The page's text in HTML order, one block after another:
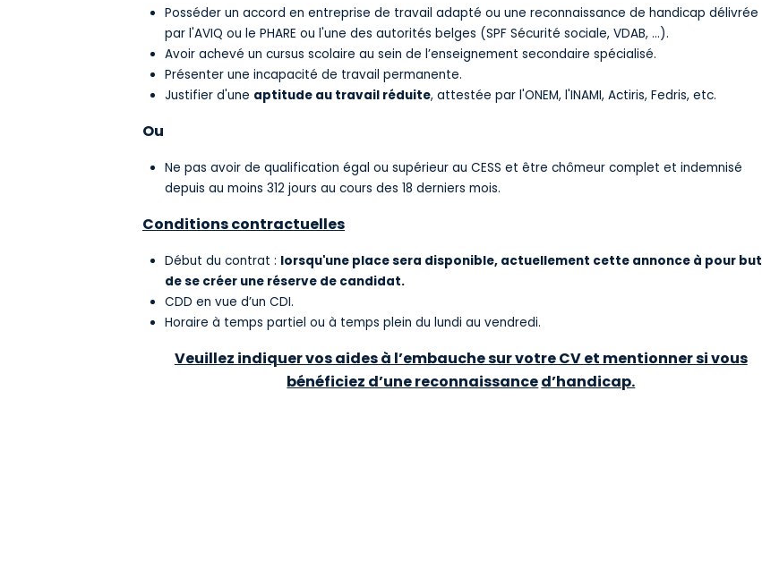
Posséder un accord en entreprise de travail adapté ou une reconnaissance de handicap délivrée
par l'AVIQ ou le PHARE ou l'une des autorités belges (SPF Sécurité sociale, VDAB, …).
Avoir achevé un cursus scolaire au sein de l’enseignement secondaire spécialisé.
Présenter une incapacité de travail permanente.
Justifier d'une aptitude au travail réduite, attestée par l'ONEM, l'INAMI, Actiris, Fedris, etc.
Ou
Ne pas avoir de qualification égal ou supérieur au CESS et être chômeur complet et indemnisé
depuis au moins 312 jours au cours des 18 derniers mois.
Conditions contractuelles
Début du contrat : lorsqu'une place sera disponible, actuellement cette annonce à pour but
de se créer une réserve de candidat.
CDD en vue d’un CDI.
Horaire à temps partiel ou à temps plein du lundi au vendredi.
Veuillez indiquer vos aides à l’embauche sur votre CV et mentionner si vous
bénéficiez d’une reconnaissanced’handicap.